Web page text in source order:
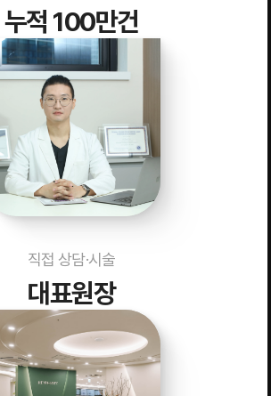
누적 100만건
직접 상담·시술
대표원장